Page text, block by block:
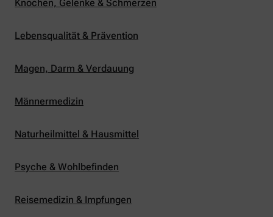
Knochen, Gelenke & Schmerzen
Lebensqualität & Prävention
Magen, Darm & Verdauung
Männermedizin
Naturheilmittel & Hausmittel
Psyche & Wohlbefinden
Reisemedizin & Impfungen